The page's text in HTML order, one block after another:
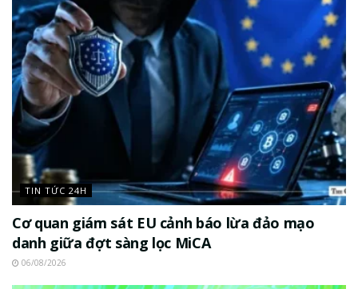
TIN TỨC 24H
Cơ quan giám sát EU cảnh báo lừa đảo mạo
danh giữa đợt sàng lọc MiCA
06/08/2026